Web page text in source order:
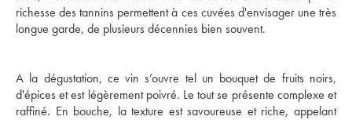
richesse des tannins permettent à ces cuvées d'envisager une très
longue garde, de plusieurs décennies bien souvent.
A la dégustation, ce vin s’ouvre tel un bouquet de fruits noirs,
d'épices et est légèrement poivré. Le tout se présente complexe et
raffiné. En bouche, la texture est savoureuse et riche, appelant